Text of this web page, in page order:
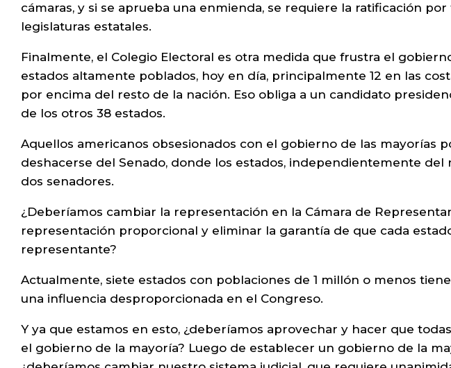
cámaras, y si se aprueba una enmienda, se requiere la ratificación
legislaturas estatales.
Finalmente, el Colegio Electoral es otra medida que frustra el
estados altamente poblados, hoy en día, principalmente 12 en las
por encima del resto de la nación. Eso obliga a un candidato
de los otros 38 estados.
Aquellos americanos obsesionados con el gobierno de las mayorías
deshacerse del Senado, donde los estados, independientemente
dos senadores.
¿Deberíamos cambiar la representación en la Cámara de
representación proporcional y eliminar la garantía de que cada
representante?
Actualmente, siete estados con poblaciones de 1 millón o menos
una influencia desproporcionada en el Congreso.
Y ya que estamos en esto, ¿deberíamos aprovechar y hacer que
el gobierno de la mayoría? Luego de establecer un gobierno de la